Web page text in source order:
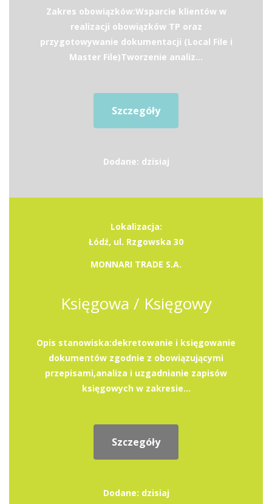
Zakres obowiązków:Wsparcie klientów w
realizacji obowiązków TP oraz
przygotowywanie dokumentacji (Local File i
Master File)Tworzenie analiz...
Szczegóły
Dodane: dzisiaj
Lokalizacja:
Łódź, ul. Rzgowska 30
MONNARI TRADE S.A.
Księgowa / Księgowy
Opis stanowiska:dekretowanie i księgowanie
dokumentów zgodnie z obowiązującymi
przepisami,analiza i uzgadnianie zapisów
księgowych w zakresie...
Szczegóły
Dodane: dzisiaj